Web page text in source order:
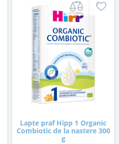
Lapte praf Hipp 1 Organic
Combiotic de la nastere 300
g